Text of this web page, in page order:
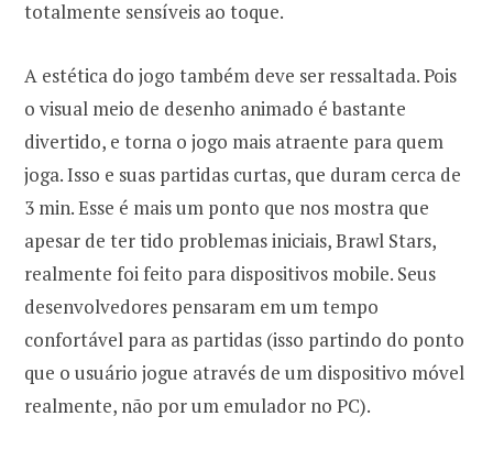
totalmente sensíveis ao toque.
A estética do jogo também deve ser ressaltada. Pois
o visual meio de desenho animado é bastante
divertido, e torna o jogo mais atraente para quem
joga. Isso e suas partidas curtas, que duram cerca de
3 min. Esse é mais um ponto que nos mostra que
apesar de ter tido problemas iniciais, Brawl Stars,
realmente foi feito para dispositivos mobile. Seus
desenvolvedores pensaram em um tempo
confortável para as partidas (isso partindo do ponto
que o usuário jogue através de um dispositivo móvel
realmente, não por um emulador no PC).